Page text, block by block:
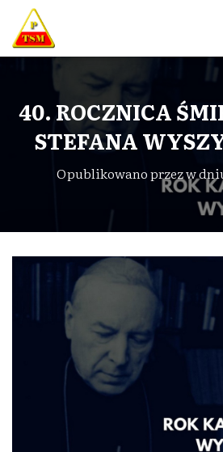
40. ROCZNICA
STEFANA
Opublikowano przezw